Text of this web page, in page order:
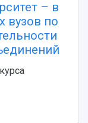
– в
вузов по